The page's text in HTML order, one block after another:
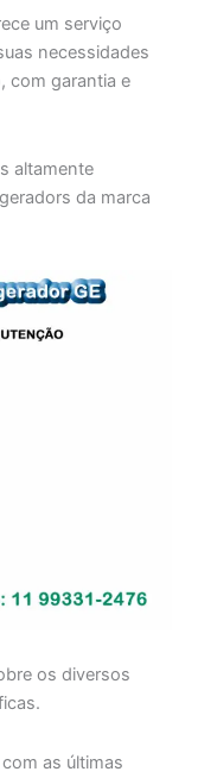
um serviço
necessidades
com garantia e
altamente
da marca
os diversos
as últimas